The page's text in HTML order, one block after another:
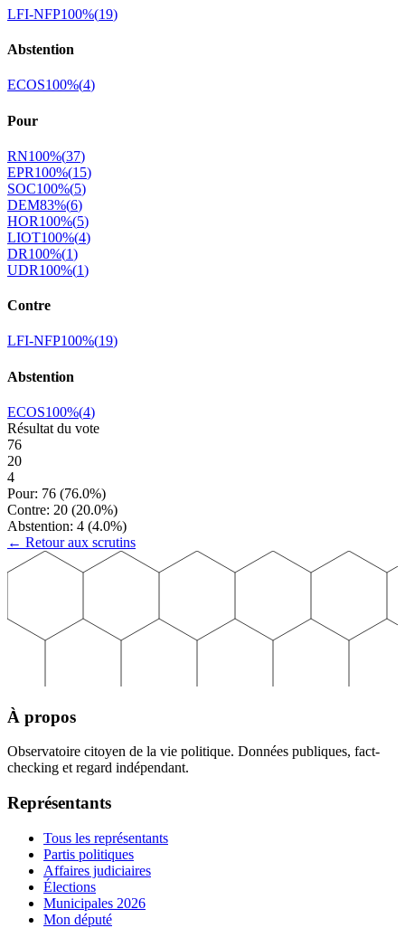
LFI-NFP100%(19)
Abstention
ECOS100%(4)
Pour
RN100%(37)
EPR100%(15)
SOC100%(5)
DEM83%(6)
HOR100%(5)
LIOT100%(4)
DR100%(1)
UDR100%(1)
Contre
LFI-NFP100%(19)
Abstention
ECOS100%(4)
Résultat du vote
76
20
4
Pour: 76 (76.0%)
Contre: 20 (20.0%)
Abstention: 4 (4.0%)
← Retour aux scrutins
À propos
Observatoire citoyen de la vie politique. Données publiques, fact-
checking et regard indépendant.
Représentants
Tous les représentants
Partis politiques
Affaires judiciaires
Élections
Municipales 2026
Mon député